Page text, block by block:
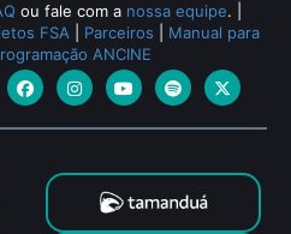
ou fale com a nossa equipe.
FSA Parceiros
Manual para
ANCINE